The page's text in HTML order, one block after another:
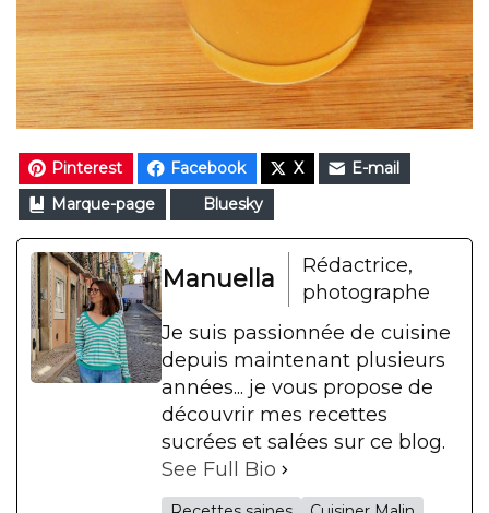
Pinterest Facebook X
E-mail
Marque-page
Bluesky
Manuella
Rédactrice,
photographe
Je suis passionnée de cuisine
depuis maintenant plusieurs
années... je vous propose de
découvrir mes recettes
sucrées et salées sur ce blog.
See Full Bio